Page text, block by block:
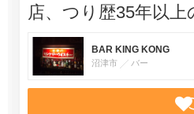
店、つり歴35年以
BAR KING KONG
沼津市 バー